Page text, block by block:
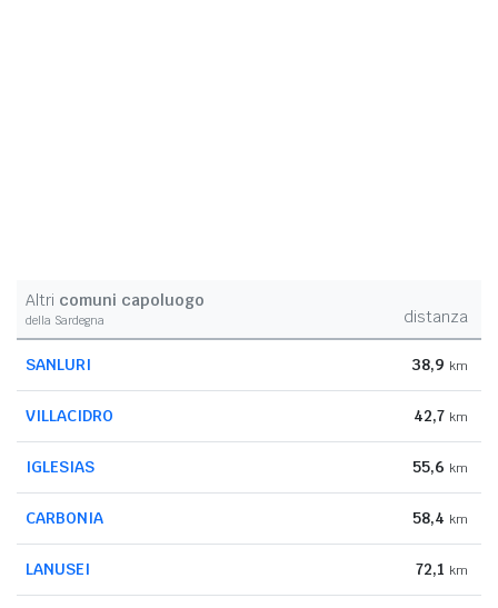
Altri comuni capoluogo
della Sardegna distanza
SANLURI 38,9 km
VILLACIDRO 42,7 km
IGLESIAS 55,6 km
CARBONIA 58,4 km
LANUSEI 72,1 km